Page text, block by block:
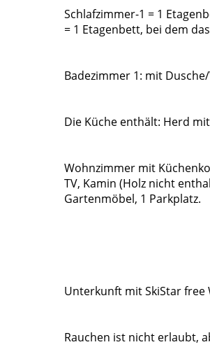
Schlafzimmer-1 = 1
= 1 Etagenbett, bei dem
Badezimmer 1: mit
Die Küche enthält: Herd
Wohnzimmer mit
TV, Kamin (Holz nicht
Gartenmöbel, 1 Parkplatz.
Unterkunft mit SkiStar free
Rauchen ist nicht erlaubt,